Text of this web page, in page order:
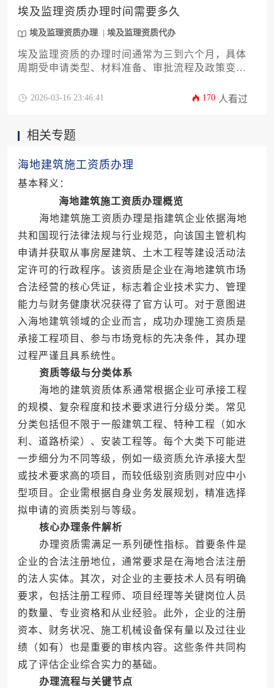
埃及监理资质办理时间需要多久
埃及监理资质办理 埃及监理资质代办
埃及监理资质的办理时间通常为三到六个月，具体
周期受申请类型、材料准备、审批流程及政策变动
企业或个人，提前了解办理流程并充分准备是缩短
请。
2026-03-16 23:46:41 170 人看过
相关专题
海地建筑施工资质办理
基本释义：
海地建筑施工资质办理概览
海地建筑施工资质办理是指建筑企业依据海地
共和国现行法律法规与行业规范，向该国主管机构
申请并获取从事房屋建筑、土木工程等建设活动法
定许可的行政程序。该资质是企业在海地建筑市场
合法经营的核心凭证，标志着企业技术实力、管理
能力与财务健康状况获得了官方认可。对于意图进
入海地建筑领域的企业而言，成功办理施工资质是
承接工程项目、参与市场竞标的先决条件，其办理
过程严谨且具系统性。
资质等级与分类体系
海地的建筑资质体系通常根据企业可承接工程
的规模、复杂程度和技术要求进行分级分类。常见
分类包括但不限于一般建筑工程、特种工程（如水
利、道路桥梁）、安装工程等。每个大类下可能进
一步细分为不同等级，例如一级资质允许承接大型
或技术要求高的项目，而较低级别资质则对应中小
型项目。企业需根据自身业务发展规划，精准选择
拟申请的资质类别与等级。
核心办理条件解析
办理资质需满足一系列硬性指标。首要条件是
企业的合法注册地位，通常要求是在海地合法注册
的法人实体。其次，对企业的主要技术人员有明确
要求，包括注册工程师、项目经理等关键岗位人员
的数量、专业资格和从业经验。此外，企业的注册
资本、财务状况、施工机械设备保有量以及过往业
绩（如有）也是重要的审核内容。这些条件共同构
成了评估企业综合实力的基础。
办理流程与关键节点